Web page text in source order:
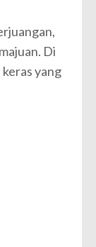
Di
yang